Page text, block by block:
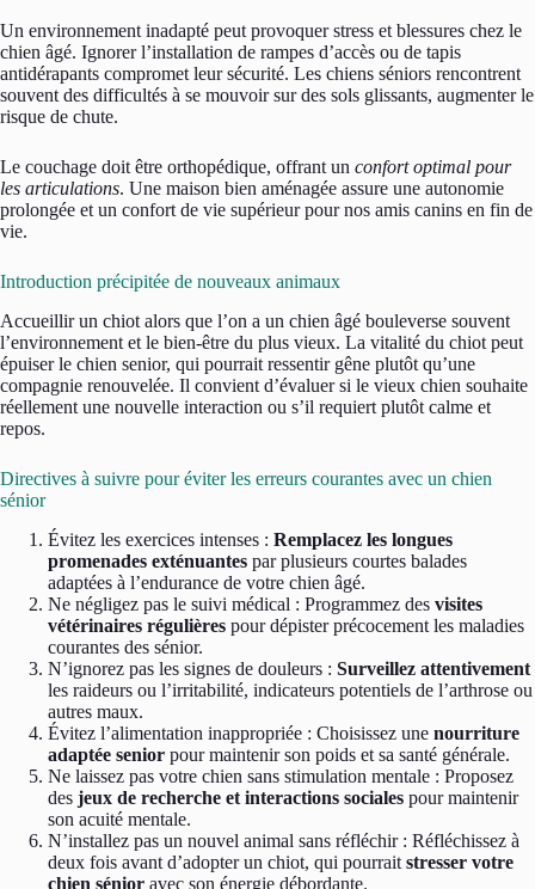
Un environnement inadapté peut provoquer stress et blessures chez le
chien âgé. Ignorer l’installation de rampes d’accès ou de tapis
antidérapants compromet leur sécurité. Les chiens séniors rencontrent
souvent des difficultés à se mouvoir sur des sols glissants, augmenter le
risque de chute.
Le couchage doit être orthopédique, offrant un confort optimal pour
les articulations. Une maison bien aménagée assure une autonomie
prolongée et un confort de vie supérieur pour nos amis canins en fin de
vie.
Introduction précipitée de nouveaux animaux
Accueillir un chiot alors que l’on a un chien âgé bouleverse souvent
l’environnement et le bien-être du plus vieux. La vitalité du chiot peut
épuiser le chien senior, qui pourrait ressentir gêne plutôt qu’une
compagnie renouvelée. Il convient d’évaluer si le vieux chien souhaite
réellement une nouvelle interaction ou s’il requiert plutôt calme et
repos.
Directives à suivre pour éviter les erreurs courantes avec un chien
sénior
Évitez les exercices intenses : Remplacez les longues
promenades exténuantes par plusieurs courtes balades
adaptées à l’endurance de votre chien âgé.
Ne négligez pas le suivi médical : Programmez des visites
vétérinaires régulières pour dépister précocement les maladies
courantes des sénior.
N’ignorez pas les signes de douleurs : Surveillez attentivement
les raideurs ou l’irritabilité, indicateurs potentiels de l’arthrose ou
autres maux.
Évitez l’alimentation inappropriée : Choisissez une nourriture
adaptée senior pour maintenir son poids et sa santé générale.
Ne laissez pas votre chien sans stimulation mentale : Proposez
des jeux de recherche et interactions sociales pour maintenir
son acuité mentale.
N’installez pas un nouvel animal sans réfléchir : Réfléchissez à
deux fois avant d’adopter un chiot, qui pourrait stresser votre
chien sénior avec son énergie débordante.